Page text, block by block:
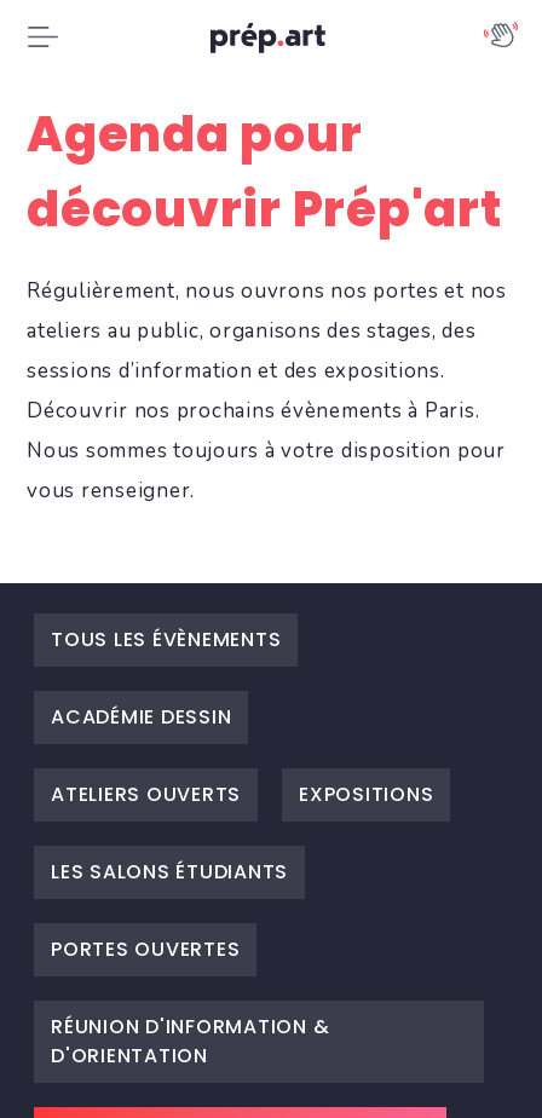
Agenda pour
découvrir Prép'art
Régulièrement, nous ouvrons nos portes et nos
ateliers au public, organisons des stages, des
sessions d’information et des expositions.
Découvrir nos prochains évènements à Paris.
Nous sommes toujours à votre disposition pour
vous renseigner.
TOUS LES ÉVÈNEMENTS
ACADÉMIE DESSIN
ATELIERS OUVERTS EXPOSITIONS
LES SALONS ÉTUDIANTS
PORTES OUVERTES
RÉUNION D'INFORMATION &
D'ORIENTATION